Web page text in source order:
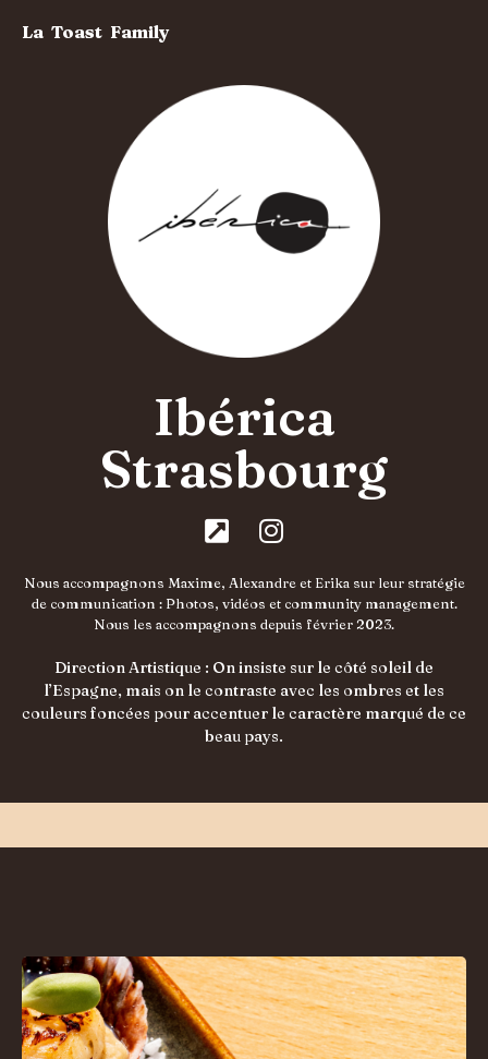
La Toast Family
Ibérica
Strasbourg
Nous accompagnons Maxime, Alexandre et Erika sur leur stratégie
de communication : Photos, vidéos et community management.
Nous les accompagnons depuis février 2023.
Direction Artistique : On insiste sur le côté soleil de
l’Espagne, mais on le contraste avec les ombres et les
couleurs foncées pour accentuer le caractère marqué de ce
beau pays.